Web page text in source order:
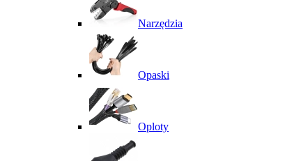
Narzędzia
Opaski
Oploty